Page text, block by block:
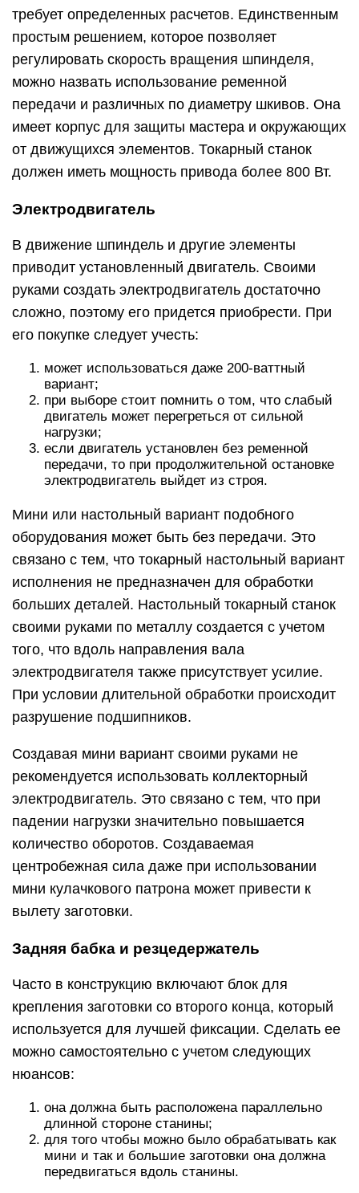
требует определенных расчетов. Единственным
простым решением, которое позволяет
регулировать скорость вращения шпинделя,
можно назвать использование ременной
передачи и различных по диаметру шкивов. Она
имеет корпус для защиты мастера и окружающих
от движущихся элементов. Токарный станок
должен иметь мощность привода более 800 Вт.
Электродвигатель
В движение шпиндель и другие элементы
приводит установленный двигатель. Своими
руками создать электродвигатель достаточно
сложно, поэтому его придется приобрести. При
его покупке следует учесть:
может использоваться даже 200-ваттный
вариант;
при выборе стоит помнить о том, что слабый
двигатель может перегреться от сильной
нагрузки;
если двигатель установлен без ременной
передачи, то при продолжительной остановке
электродвигатель выйдет из строя.
Мини или настольный вариант подобного
оборудования может быть без передачи. Это
связано с тем, что токарный настольный вариант
исполнения не предназначен для обработки
больших деталей. Настольный токарный станок
своими руками по металлу создается с учетом
того, что вдоль направления вала
электродвигателя также присутствует усилие.
При условии длительной обработки происходит
разрушение подшипников.
Создавая мини вариант своими руками не
рекомендуется использовать коллекторный
электродвигатель. Это связано с тем, что при
падении нагрузки значительно повышается
количество оборотов. Создаваемая
центробежная сила даже при использовании
мини кулачкового патрона может привести к
вылету заготовки.
Задняя бабка и резцедержатель
Часто в конструкцию включают блок для
крепления заготовки со второго конца, который
используется для лучшей фиксации. Сделать ее
можно самостоятельно с учетом следующих
нюансов:
она должна быть расположена параллельно
длинной стороне станины;
для того чтобы можно было обрабатывать как
мини и так и большие заготовки она должна
передвигаться вдоль станины.